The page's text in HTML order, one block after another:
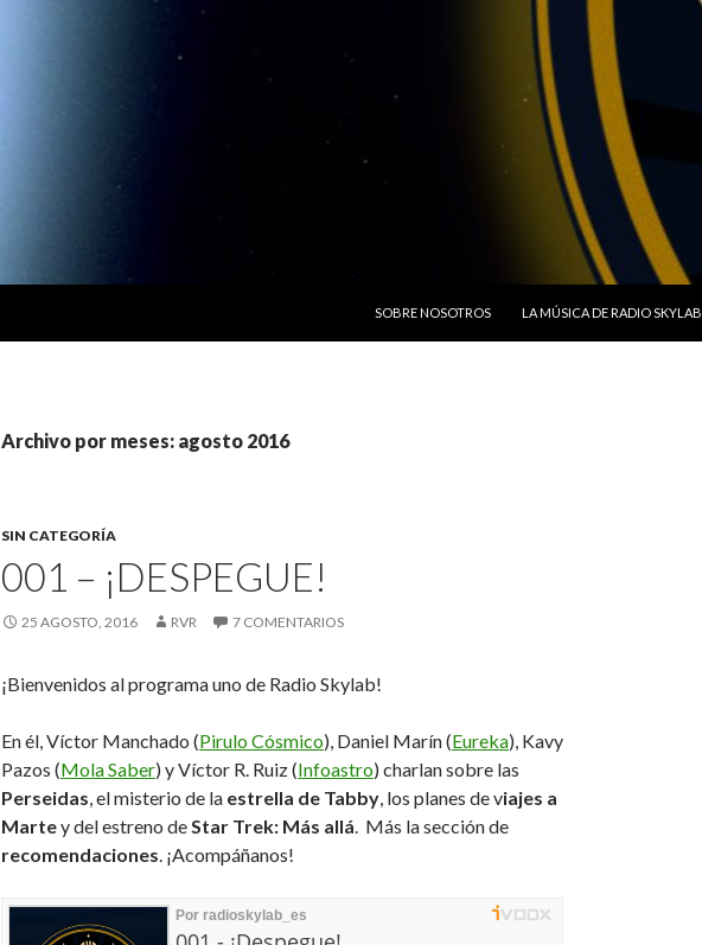
SOBRE NOSOTROS
LA MÚSICA DE RADIO SKYLAB
Archivo por meses: agosto 2016
SIN CATEGORÍA
001 – ¡DESPEGUE!
25 AGOSTO, 2016 RVR 7 COMENTARIOS
¡Bienvenidos al programa uno de Radio Skylab!
En él, Víctor Manchado (Pirulo Cósmico), Daniel Marín (Eureka), Kavy
Pazos (Mola Saber) y Víctor R. Ruiz (Infoastro) charlan sobre las
Perseidas, el misterio de la estrella de Tabby, los planes de viajes a
Martey del estreno deStar Trek: Más allá. Más la sección de
recomendaciones. ¡Acompáñanos!